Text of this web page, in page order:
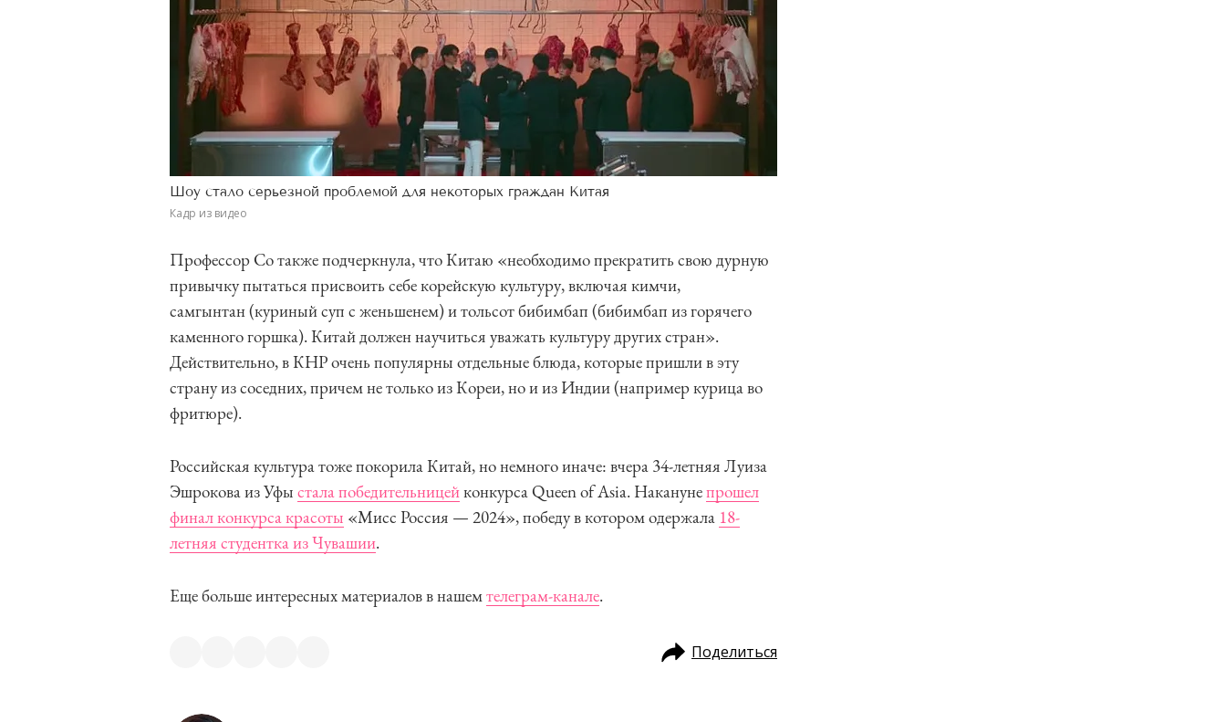
Шоу стало серьезной проблемой для некоторых граждан Китая
Кадр из видео
Профессор Со также подчеркнула, что Китаю «необходимо прекратить свою дурную
привычку пытаться присвоить себе корейскую культуру, включая кимчи,
самгынтан (куриный суп с женьшенем) и тольсот бибимбап (бибимбап из горячего
каменного горшка). Китай должен научиться уважать культуру других стран».
Действительно, в КНР очень популярны отдельные блюда, которые пришли в эту
страну из соседних, причем не только из Кореи, но и из Индии (например курица во
фритюре).
Российская культура тоже покорила Китай, но немного иначе: вчера 34-летняя Луиза
Эшрокова из Уфы стала победительницейконкурса Queen of Asia. Наканунепрошел
финал конкурса красоты «Мисс Россия — 2024», победу в котором одержала 18-
летняя студентка из Чувашии.
Еще больше интересных материалов в нашемтелеграм-канале.
Поделиться